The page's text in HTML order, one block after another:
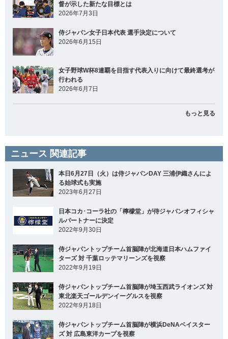
督が示した新たな目標とは
2026年7月3日
侍ジャパン女子日本代表 選手決定について
2026年6月15日
女子野球W杯8連覇を目指す代表入りに向けて最終選考が
行われる
2026年6月7日
もっと見る
ニュース 関連記事
本日6月27日（火）は侍ジャパンDAY 三浦伊織さんによ
る始球式も実施
2023年6月27日
日本コカ･コーラ社の「檸檬堂」が侍ジャパンオフィシャ
ルパートナーに決定
2022年9月30日
侍ジャパントップチーム首脳陣が北海道日本ハムファイ
ターズ 対 千葉ロッテマリーンズを視察
2022年9月19日
侍ジャパントップチーム首脳陣が埼玉西武ライオンズ 対
東北楽天ゴールデンイーグルスを視察
2022年9月18日
侍ジャパントップチーム首脳陣が横浜DeNAベイスター
ズ 対 広島東洋カープを視察